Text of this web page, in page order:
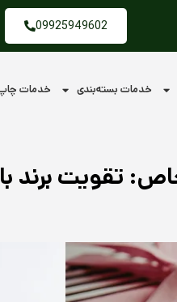
09925949602
خدمات بسته‌بندی خدمات
تقویت